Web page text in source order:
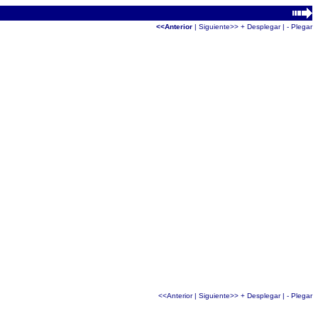
<<Anterior | Siguiente>> + Desplegar| - Plegar
<<Anterior| Siguiente>> + Desplegar| - Plegar